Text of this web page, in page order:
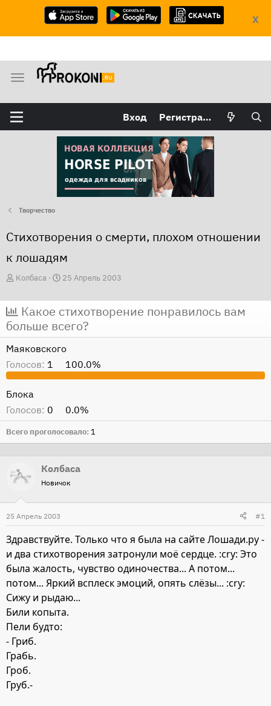
X
М
н
ю
Вход Регистрация
Творчество
Стихотворения о смерти, плохом отношении
к лошадям
А
т
р
т
е
м
ы
Колбаса
Д
н
а
а
25 Апрель 2003
Какое стихотворение понравилось вам
больше всего?
Маяковского
Голосов: 1 100.0%
Блока
Голосов: 0 0.0%
Всего проголосовало 1
Колбаса
Новичок
25 Апрель 2003 #1
Здравствуйте. Только что я была на сайте Лошади.ру -
и два стихотворения затронули моё сердце. :cry: Это
была жалость, чувство одиночества... А потом...
потом... Яркий всплеск эмоций, опять слёзы... :cry:
Сижу и рыдаю...
Били копыта.
Пели будто:
- Гриб.
Грабь.
Гроб.
Груб.-